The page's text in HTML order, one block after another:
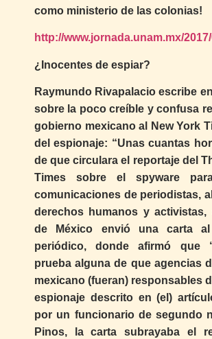
como ministerio de las colonias!
http://www.jornada.unam.mx/
¿Inocentes de espiar?
Raymundo Rivapalacio escribe
sobre la poco creíble y confusa
gobierno mexicano al New York
del espionaje: “Unas cuantas
de que circulara el reportaje del
Times sobre el spyware
comunicaciones de periodistas,
derechos humanos y activistas,
de México envió una carta
periódico, donde afirmó que
prueba alguna de que agencias
mexicano (fueran) responsables
espionaje descrito en (el)
por un funcionario de segundo
Pinos, la carta subrayaba el